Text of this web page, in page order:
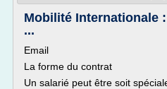
Mobilité Internationale
...
Email
La forme du contrat
Un salarié peut être soit